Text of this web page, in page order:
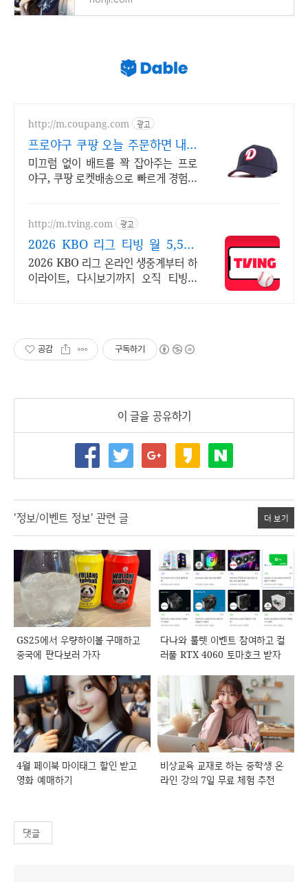
http://m.coupang.com 광고
프로야구 쿠팡 오늘 주문하면 내일
도착
미끄럼 없이 배트를 꽉 잡아주는 프로
야구, 쿠팡 로켓배송으로 빠르게 경험하
http://m.tving.com 광고
2026 KBO 리그 티빙 월 5,500
원부터
2026 KBO 리그 온라인 생중계부터 하
이라이트, 다시보기까지 오직 티빙에
공감 구독하기
이 글을 공유하기
'정보/이벤트 정보' 관련 글 더 보기
GS25에서 우량하이볼 구매하고
중국에 판다보러 가자
다나와 룰렛 이벤트 참여하고 컬
러풀 RTX 4060 토마호크 받자
4월 페이북 마이태그 할인 받고
영화 예매하기
비상교육 교재로 하는 중학생 온
라인 강의 7일 무료 체험 추천
댓글